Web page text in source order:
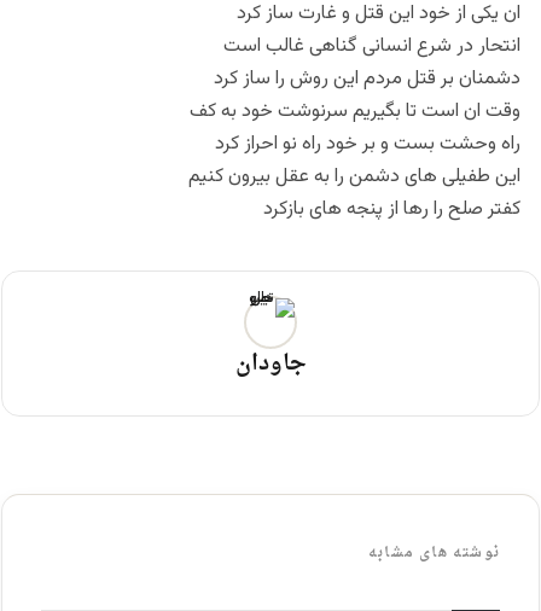
ان یکی از خود این قتل و غارت ساز کرد
انتحار در شرع انسانی گناهی غالب است
دشمنان بر قتل مردم این روش را ساز کرد
وقت ان است تا بگیریم سرنوشت خود به کف
راه وحشت بست و بر خود راه نو احراز کرد
این طفیلی های دشمن را به عقل بیرون کنیم
کفتر صلح را رها از پنجه های بازکرد
جاودان
نوشته های مشابه